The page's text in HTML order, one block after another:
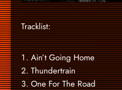
Tracklist:
Ain’t Going Home
Thundertrain
One For The Road